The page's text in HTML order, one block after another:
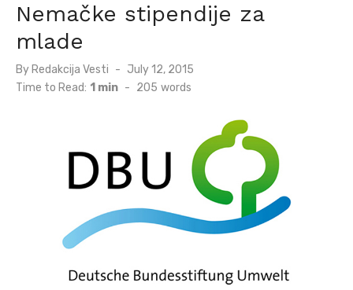
Nemačke stipendije za
mlade
By Redakcija Vesti
Posted
on
July 12, 2015
Time to Read: 1 min - 205 words